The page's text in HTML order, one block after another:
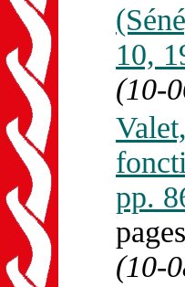
10,
(10-
pp.
(10-